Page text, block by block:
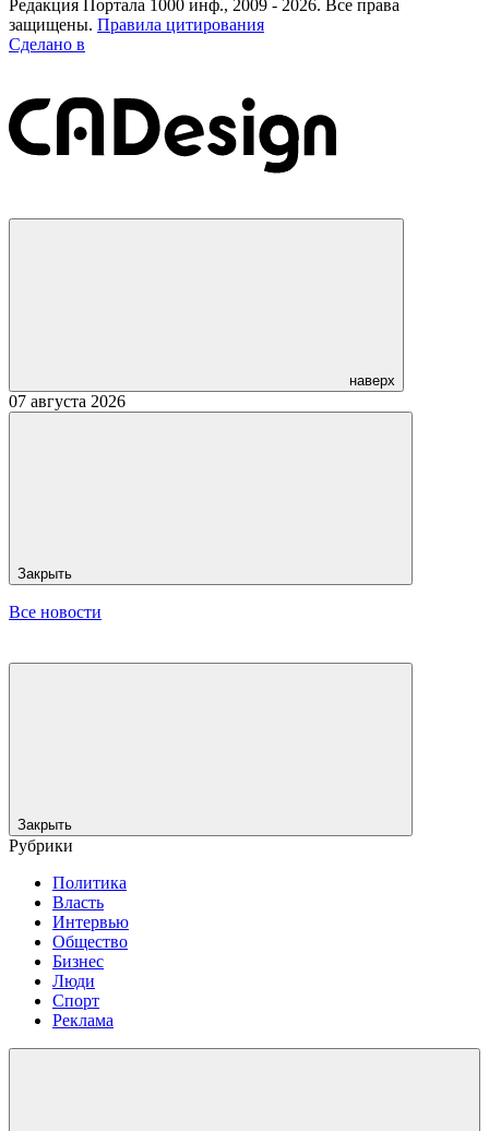
Редакция Портала 1000 инф., 2009 - 2026. Все права
защищены. Правила цитирования
Сделано в
наверх
07 августа 2026
Закрыть
Все новости
Закрыть
Рубрики
Политика
Власть
Интервью
Общество
Бизнес
Люди
Спорт
Реклама